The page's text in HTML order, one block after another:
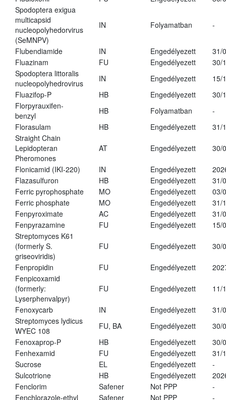
Spodoptera exigua
multicapsid
nucleopolyhedorvirus
(SeMNPV)
IN Folyamatban -
Flubendiamide IN Engedélyezett
31/
Fluazinam
FU Engedélyezett
30/
Spodoptera littoralis
nucleopolyhedrovirus
IN Engedélyezett
15/
Fluazifop-P
HB Engedélyezett
30/
Florpyrauxifen-
benzyl
HB Folyamatban
-
Florasulam
HB Engedélyezett
31/
Straight Chain
Lepidopteran
Pheromones
AT Engedélyezett 30/
Flonicamid (IKI-220) IN Engedélyezett
Flazasulfuron
HB Engedélyezett
31/
Ferric pyrophosphate
MO Engedélyezett
03/
Ferric phosphate
MO Engedélyezett
31/
Fenpyroximate
AC Engedélyezett
31/
Fenpyrazamine
FU Engedélyezett
15/
Streptomyces K61
(formerly S.
griseoviridis)
FU Engedélyezett 30/
Fenpropidin FU Engedélyezett
Fenpicoxamid
(formerly:
Lyserphenvalpyr)
FU Engedélyezett 11/
Fenoxycarb IN Engedélyezett
31/
Streptomyces lydicus
WYEC 108
FU, BA Engedélyezett
30/
Fenoxaprop-P
HB Engedélyezett
30/
Fenhexamid
FU Engedélyezett
31/
Sucrose
EL Engedélyezett
-
Sulcotrione
HB Engedélyezett
Fenclorim
Safener Not PPP
-
Fenchlorazole-ethyl
Safener Not PPP
-